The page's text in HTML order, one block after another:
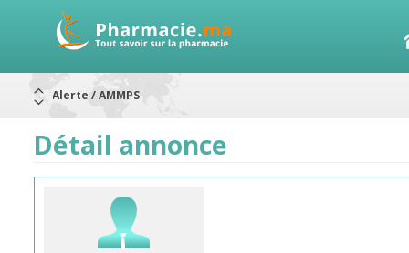
Aureomycine ophtalmique : Rappel de lots
RAPPELS DE LOTS
Rappel de lots : ANTITOXINE TÉTANIQUE 1500.
Rappel de lots : préparations lactées
Détail annonce